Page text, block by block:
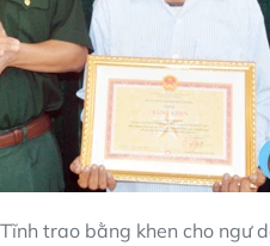
trao bằng khen cho ngư